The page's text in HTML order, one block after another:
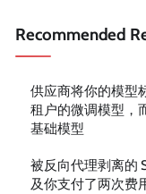
Recommended
供应商将你的模型
租户的微调模型，
基础模型
被反向代理剥离的
及你支付了两次费